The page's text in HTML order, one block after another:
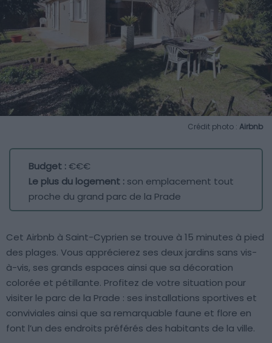
Crédit photo : Airbnb
Budget :€€€
Le plus du logement : son emplacement tout
proche du grand parc de la Prade
Cet Airbnb à Saint-Cyprien se trouve à 15 minutes à pied
des plages. Vous apprécierez ses deux jardins sans vis-
à-vis, ses grands espaces ainsi que sa décoration
colorée et pétillante. Profitez de votre situation pour
visiter le parc de la Prade : ses installations sportives et
conviviales ainsi que sa remarquable faune et flore en
font l’un des endroits préférés des habitants de la ville.